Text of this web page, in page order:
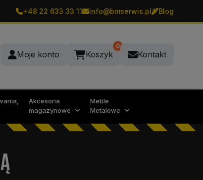
+48 22 633 33 11 info@bmserwis.pl Blog
Moje konto Koszyk
0
Kontakt
Akcesoria
magazynowe
Meble
Metalowe